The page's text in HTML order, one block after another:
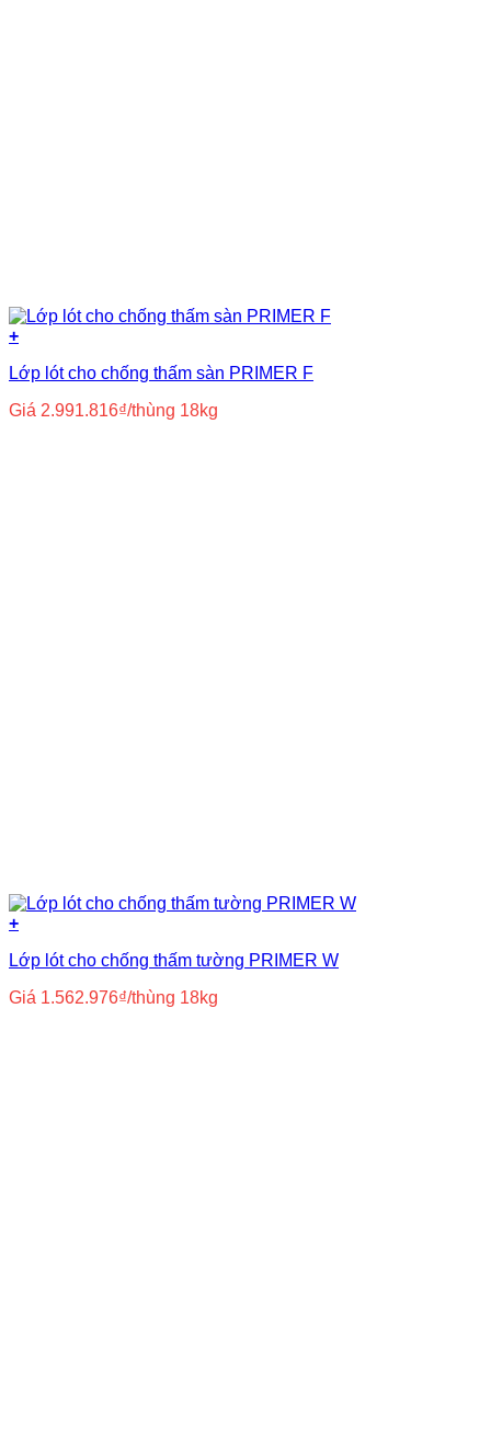
+
Lớp lót cho chống thấm sàn PRIMER F
Giá 2.991.816₫/thùng 18kg
+
Lớp lót cho chống thấm tường PRIMER W
Giá 1.562.976₫/thùng 18kg